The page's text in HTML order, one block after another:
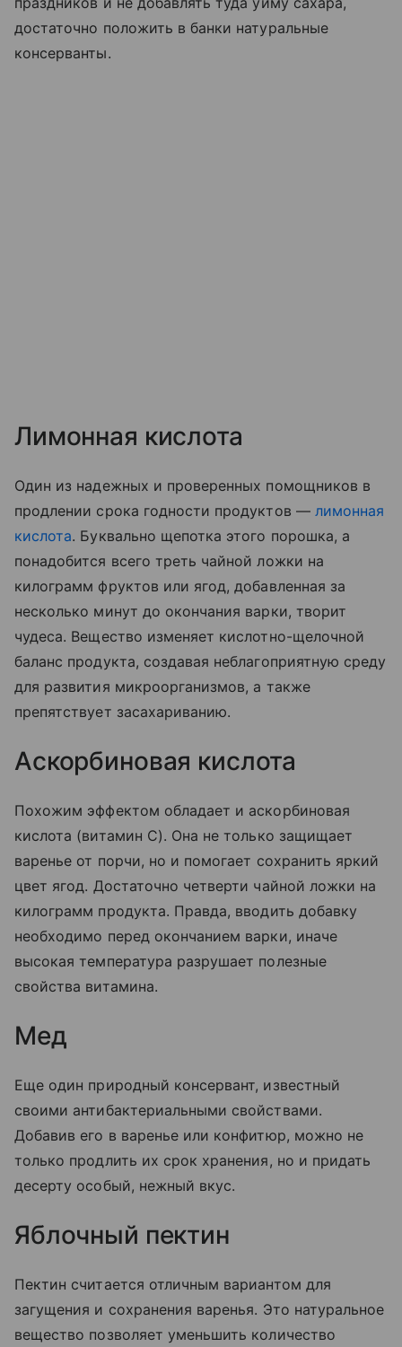
достаточно положить в банки натуральные
консерванты.
Лимонная кислота
Один из надежных и проверенных помощников в
продлении срока годности продуктов — лимонная
кислота. Буквально щепотка этого порошка, а
понадобится всего треть чайной ложки на
килограмм фруктов или ягод, добавленная за
несколько минут до окончания варки, творит
чудеса. Вещество изменяет кислотно-щелочной
баланс продукта, создавая неблагоприятную среду
для развития микроорганизмов, а также
препятствует засахариванию.
Аскорбиновая кислота
Похожим эффектом обладает и аскорбиновая
кислота (витамин С). Она не только защищает
варенье от порчи, но и помогает сохранить яркий
цвет ягод. Достаточно четверти чайной ложки на
килограмм продукта. Правда, вводить добавку
необходимо перед окончанием варки, иначе
высокая температура разрушает полезные
свойства витамина.
Мед
Еще один природный консервант, известный
своими антибактериальными свойствами.
Добавив его в варенье или конфитюр, можно не
только продлить их срок хранения, но и придать
десерту особый, нежный вкус.
Яблочный пектин
Пектин считается отличным вариантом для
загущения и сохранения варенья. Это натуральное
вещество позволяет уменьшить количество